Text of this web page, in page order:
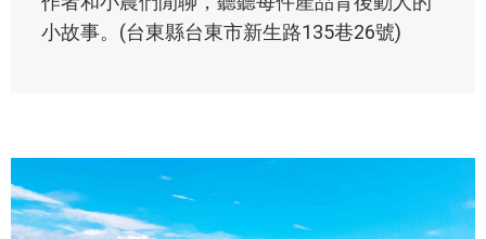
小故事。(台東縣台東市新生路135巷26號)